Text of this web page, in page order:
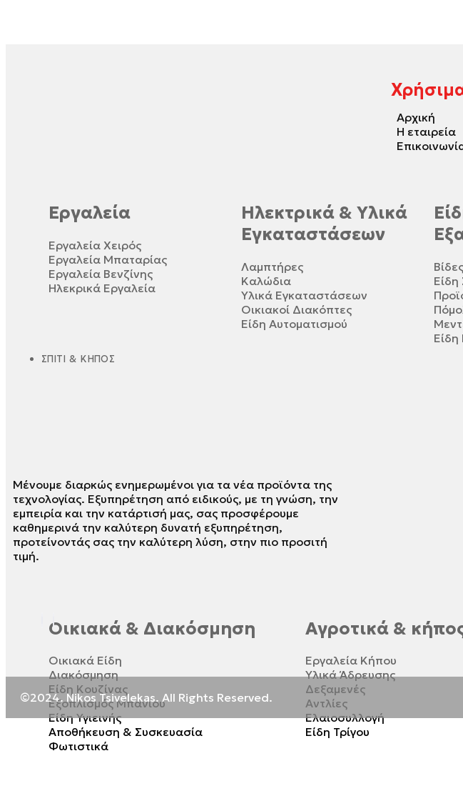
Εργαλεία
Εργαλεία Χειρός
Εργαλεία Μπαταρίας
Εργαλεία Βενζίνης
Ηλεκρικά Εργαλεία
Ηλεκτρικά & Υλικά
Εγκαταστάσεων
Λαμπτήρες
Καλώδια
Υλικά Εγκαταστάσεων
Οικιακοί Διακόπτες
Είδη Αυτοματισμού
Βίδες
Είδη
ΣΠΊΤΙ & ΚΉΠΟΣ
Οικιακά & Διακόσμηση
Οικιακά Είδη
Διακόσμηση
Είδη Κουζίνας
Εξοπλισμός Μπάνιου
Είδη Υγιεινής
Αποθήκευση & Συσκευασία
Φωτιστικά
Αγροτικά &
Εργαλεία Κήπου
Υλικά Άδρευσης
Δεξαμενές
Αντλίες
Ελαιοσυλλογή
Είδη Τρίγου
Μένουμε διαρκώς ενημερωμένοι για τα νέα προϊόντα της
τεχνολογίας. Εξυπηρέτηση από ειδικούς, με τη γνώση, την
εμπειρία και την κατάρτισή μας, σας προσφέρουμε
καθημερινά την καλύτερη δυνατή εξυπηρέτηση,
προτείνοντάς σας την καλύτερη λύση, στην πιο προσιτή
τιμή.
Αρχική
Η εταιρεία
©2024. Nikos Tsivelekas. All Rights Reserved.